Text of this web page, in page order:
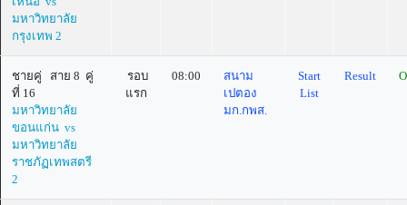
มหาวิทยาลัย
กรุงเทพ 2
ชายคู่ สาย 8 คู่
ที่ 16
มหาวิทยาลัย
ขอนแก่น vs
มหาวิทยาลัย
ราชภัฏเทพสตรี
2
รอบ
แรก
08:00
สนาม
เปตอง
มก.กพส.
Start
List
Result